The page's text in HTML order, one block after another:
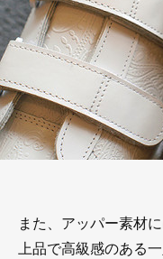
また、アッパー素材
上品で高級感のある